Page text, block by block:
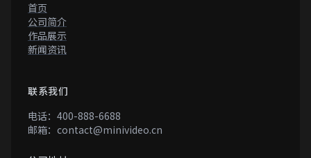
首页
公司简介
作品展示
新闻资讯
联系我们
电话：400-888-6688
邮箱：contact@minivideo.cn